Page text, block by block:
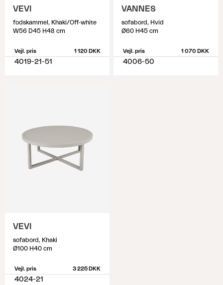
VEVI
fodskammel, Khaki/Off-white
W56 D45 H48 cm
Vejl. pris 1 120 DKK
4019-21-51
VANNES
sofabord, Hvid
Ø60 H45 cm
Vejl. pris 1 070 DKK
4006-50
VEVI
sofabord, Khaki
Ø100 H40 cm
Vejl. pris 3 225 DKK
4024-21